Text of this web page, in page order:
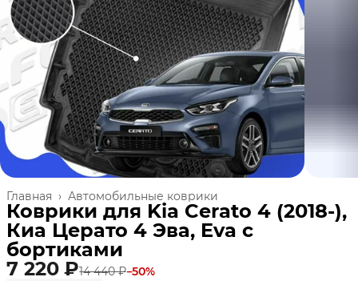
Автомобильные коврики
Главная ›
Коврики для Kia Cerato 4 (2018-),
Киа Церато 4 Эва, Eva с
бортиками
7 220 ₽14 440 ₽−50%